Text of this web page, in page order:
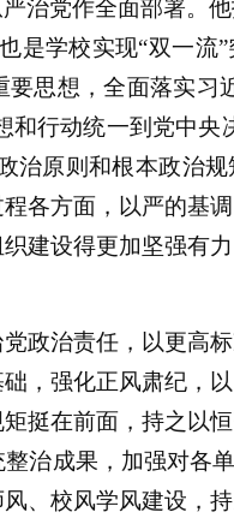
治党作全面部署。
是学校实现“双一流
思想，全面落实习
和行动统一到党中央
治原则和根本政治规
各方面，以严的基
建设得更加坚强有
政治责任，以更高
，强化正风肃纪，
挺在前面，持之以
治成果，加强对各
、校风学风建设，